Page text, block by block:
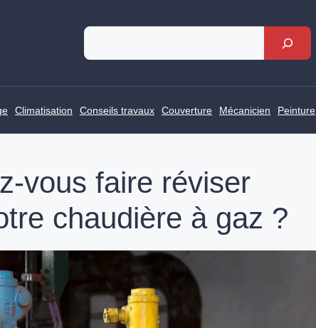
Rechercher
Climatisation Conseils travaux Couverture Mécanicien Peinture
vous faire réviser
chaudière à gaz ?